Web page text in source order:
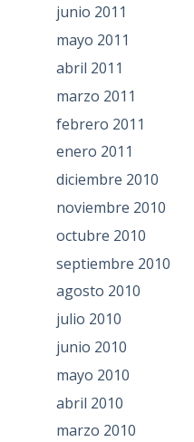
junio 2011
mayo 2011
abril 2011
marzo 2011
febrero 2011
enero 2011
diciembre 2010
noviembre 2010
octubre 2010
septiembre 2010
agosto 2010
julio 2010
junio 2010
mayo 2010
abril 2010
marzo 2010